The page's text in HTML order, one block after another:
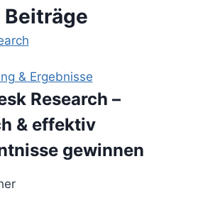
& Ergebnisse
Research –
& effektiv
gewinnen